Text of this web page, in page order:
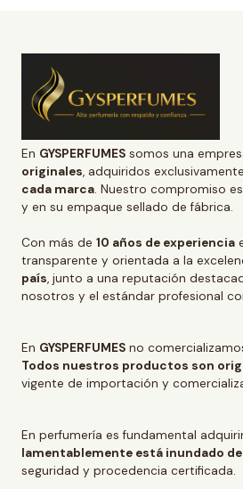
En GYSPERFUMES somos una
originales, adquiridos
cada marca. Nuestro compromiso
y en su empaque sellado de fábrica.
Con más de 10 años de experiencia
transparente y orientada a la
país, junto a una reputación
nosotros y el estándar profesional
En GYSPERFUMES no
Todos nuestros productos son
vigente de importación y
En perfumería es fundamental
lamentablemente está inundado
seguridad y procedencia certificada.